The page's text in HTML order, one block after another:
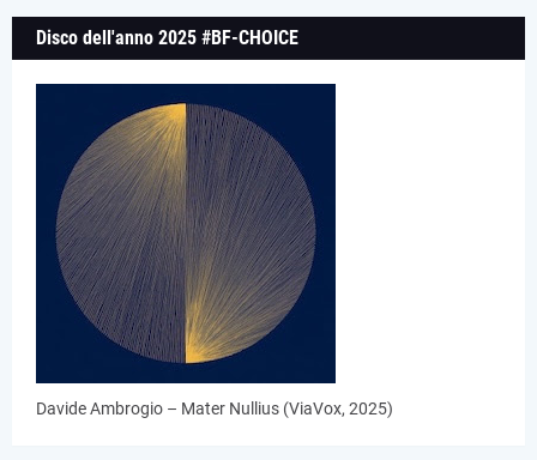
Disco dell'anno 2025 #BF-CHOICE
Davide Ambrogio – Mater Nullius (ViaVox, 2025)